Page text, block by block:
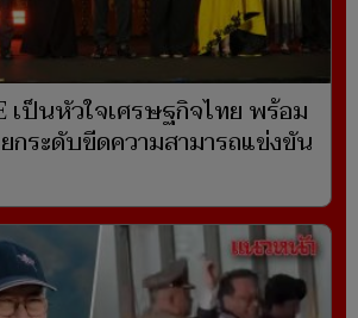
เป็นหัวใจเศรษฐกิจไทย พร้อม
กระดับขีดความสามารถแข่งขัน